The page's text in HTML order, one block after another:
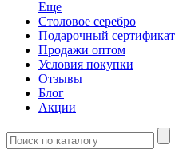
Еще
Столовое серебро
Подарочный сертификат
Продажи оптом
Условия покупки
Отзывы
Блог
Акции